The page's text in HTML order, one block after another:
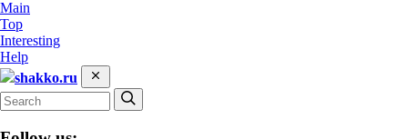
Main
Top
Interesting
Help
shakko.ru